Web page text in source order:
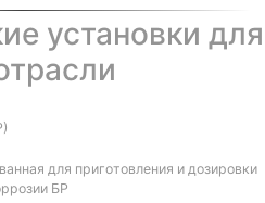
установки для
для приготовления и дозировки
БР